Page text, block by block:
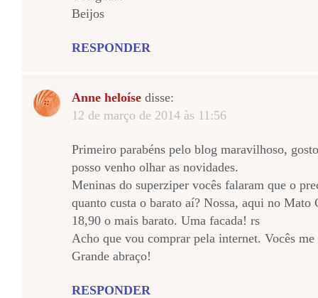
Beijos
RESPONDER
Anne heloíse disse:
12 de março de 2014 às 11:56
Primeiro parabéns pelo blog maravilhoso,
posso venho olhar as novidades.
Meninas do superziper vocês falaram que o
quanto custa o barato aí? Nossa, aqui no Mato
18,90 o mais barato. Uma facada! rs
Acho que vou comprar pela internet. Vocês
Grande abraço!
RESPONDER